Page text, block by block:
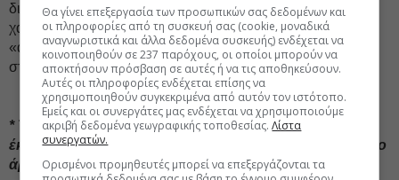
διαπραγματευτική παρουσία και η αξιοπιστία
χαρακτηρίζονται από Ευρωπαίους διπλωμάτες
«αδικαιολόγητα απούσες», στην πιο δύσκολη χρονικά
στιγμή της ελληνικής οικονομίας.
* To Εuro2day.gr ενθαρρύνει τον διάλογο και την
έκφραση απόψεων από τους αναγνώστες. Σχολιάστε το
άρθρο και πείτε την άποψή σας δημόσια για όσα
Θα γίνει επεξεργασία των προσωπικών σας δεδομένων και
οι πληροφορίες από τη συσκευή σας (cookie, μοναδικά
αναγνωριστικά και άλλα δεδομένα συσκευής) ενδέχεται να
κοινοποιηθούν σε 237 παρόχους, οι οποίοι μπορούν να
αποκτήσουν πρόσβαση σε αυτές ή να τις αποθηκεύσουν.
Αυτές οι πληροφορίες ενδέχεται επίσης να
χρησιμοποιηθούν συγκεκριμένα από αυτόν τον ιστότοπο.
Εμείς και οι συνεργάτες μας ενδέχεται να χρησιμοποιούμε
ακριβή δεδομένα γεωγραφικής τοποθεσίας.Λίστα
συνεργατών.
Ορισμένοι προμηθευτές μπορεί να επεξεργάζονται τα